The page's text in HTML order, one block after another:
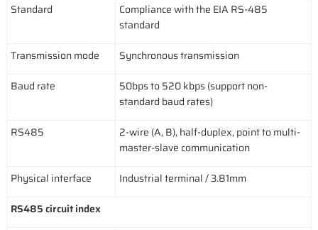
Standard
Compliance with the EIA RS-485
standard
Transmission mode
Synchronous transmission
Baud rate
50bps to 520 kbps (support non-
standard baud rates)
RS485
2-wire (A, B), half-duplex, point to multi-
master-slave communication
Physical interface
Industrial terminal / 3.81mm
RS485 circuit index